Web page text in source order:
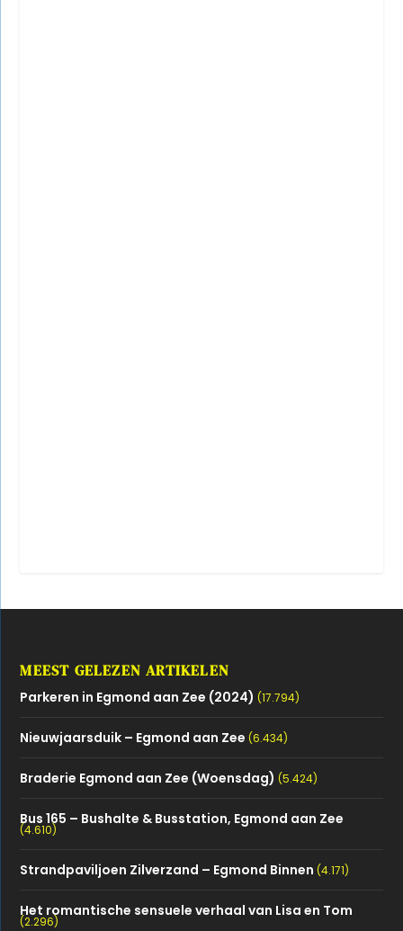
MEEST GELEZEN ARTIKELEN
Parkeren in Egmond aan Zee (2024) (17.794)
Nieuwjaarsduik – Egmond aan Zee (6.434)
Braderie Egmond aan Zee (Woensdag) (5.424)
Bus 165 – Bushalte & Busstation, Egmond aan Zee
(4.610)
Strandpaviljoen Zilverzand – Egmond Binnen (4.171)
Het romantische sensuele verhaal van Lisa en Tom
(2.296)